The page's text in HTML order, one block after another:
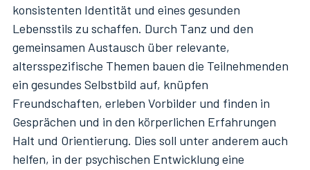
konsistenten Identität und eines gesunden
Lebensstils zu schaffen. Durch Tanz und den
gemeinsamen Austausch über relevante,
altersspezifische Themen bauen die Teilnehmenden
ein gesundes Selbstbild auf, knüpfen
Freundschaften, erleben Vorbilder und finden in
Gesprächen und in den körperlichen Erfahrungen
Halt und Orientierung. Dies soll unter anderem auch
helfen, in der psychischen Entwicklung eine